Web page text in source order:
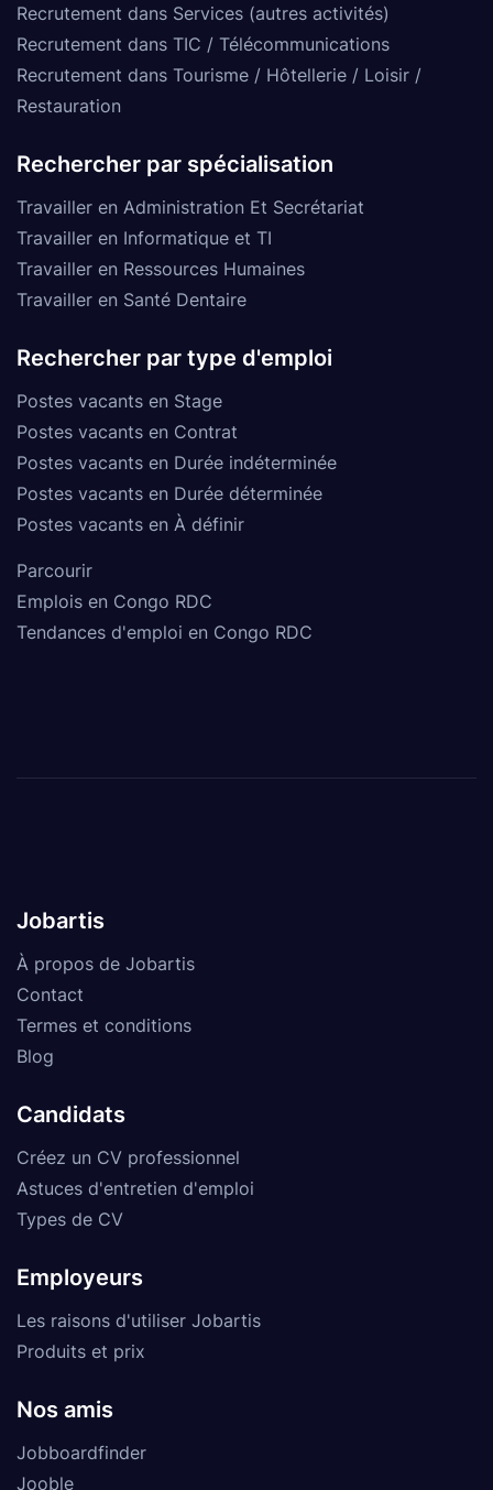
Recrutement dans Services (autres activités)
Recrutement dans TIC / Télécommunications
Recrutement dans Tourisme / Hôtellerie / Loisir /
Restauration
Rechercher par spécialisation
Travailler en Administration Et Secrétariat
Travailler en Informatique et TI
Travailler en Ressources Humaines
Travailler en Santé Dentaire
Rechercher par type d'emploi
Postes vacants en Stage
Postes vacants en Contrat
Postes vacants en Durée indéterminée
Postes vacants en Durée déterminée
Postes vacants en À définir
Parcourir
Emplois en Congo RDC
Tendances d'emploi en Congo RDC
Jobartis
À propos de Jobartis
Contact
Termes et conditions
Blog
Candidats
Créez un CV professionnel
Astuces d'entretien d'emploi
Types de CV
Employeurs
Les raisons d'utiliser Jobartis
Produits et prix
Nos amis
Jobboardfinder
Jooble